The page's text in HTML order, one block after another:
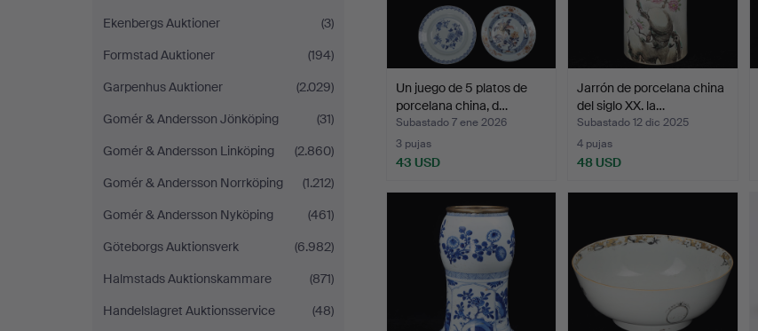
Ekenbergs Auktioner
(3)
Formstad Auktioner
(194)
Garpenhus Auktioner
(2.029)
Gomér & Andersson Jönköping
(31)
Gomér & Andersson Linköping
(2.860)
Gomér & Andersson Norrköping
(1.212)
Gomér & Andersson Nyköping
(461)
Göteborgs Auktionsverk
(6.982)
Halmstads Auktionskammare
(871)
Handelslagret Auktionsservice
(48)
Un juego de 5 platos de
porcelana china, d…
Subastado 7 ene 2026
3 pujas
43 USD
Jarrón de porcelana china
del siglo XX. la…
Subastado 12 dic 2025
4 pujas
48 USD